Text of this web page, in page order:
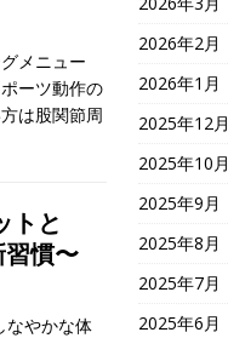
メニュー
ーツ動作の
は股関節周
トと
慣〜
なやかな体
2026年2月
2026年1月
2025年12月
2025年10月
2025年9月
2025年8月
2025年7月
2025年6月